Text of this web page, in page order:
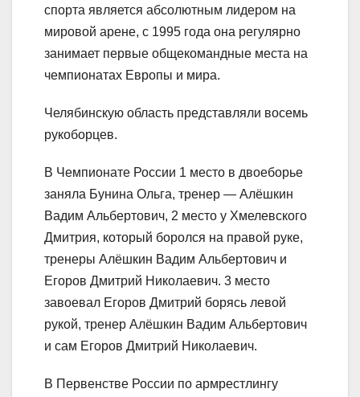
спорта является абсолютным лидером на
мировой арене, с 1995 года она регулярно
занимает первые общекомандные места на
чемпионатах Европы и мира.
Челябинскую область представляли восемь
рукоборцев.​
В Чемпионате России 1 место в двоеборье
заняла Бунина Ольга, тренер — Алёшкин
Вадим Альбертович, 2 место у Хмелевского
Дмитрия, который боролся на правой руке,
тренеры Алёшкин Вадим Альбертович и
Егоров Дмитрий Николаевич. 3 место
завоевал Егоров Дмитрий борясь левой
рукой, тренер Алёшкин Вадим Альбертович
и сам Егоров Дмитрий Николаевич.
В Первенстве России по армрестлингу